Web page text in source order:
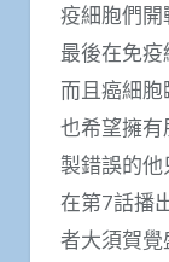
疫細胞們開
最後在免疫
而且癌細
也希望擁
製錯誤的
在第7話播
者大須賀